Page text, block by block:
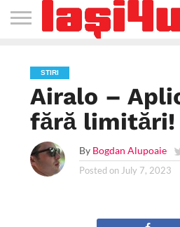
STIRI
Airalo –
fără limitări!
By Bogdan Alupoaie
Posted on July 7, 2023